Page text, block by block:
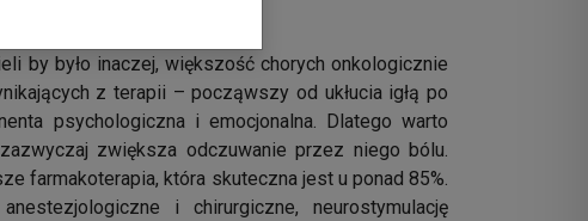
by było inaczej, większość chorych onkologicznie
z terapii – począwszy od ukłucia igłą po
psychologiczna i emocjonalna. Dlatego warto
zwiększa odczuwanie przez niego bólu.
farmakoterapia, która skuteczna jest u ponad 85%.
i chirurgiczne, neurostymulację